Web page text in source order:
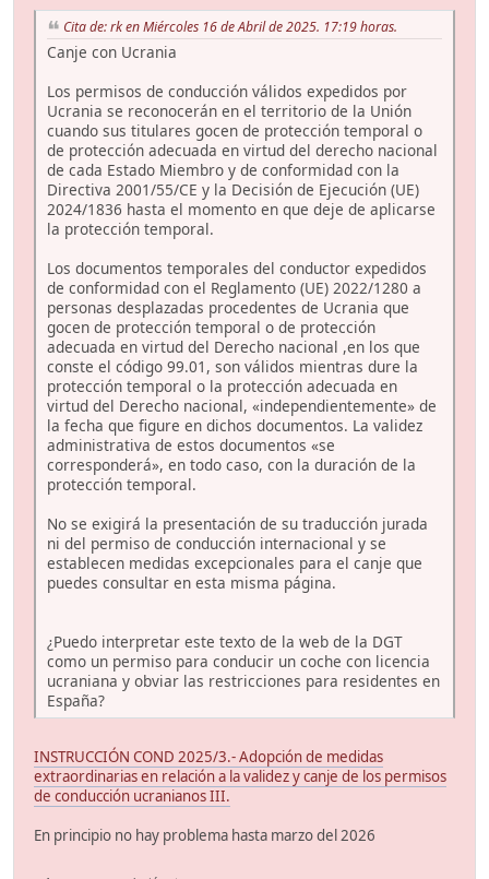
Cita de: rk en Miércoles 16 de Abril de 2025. 17:19 horas.
Canje con Ucrania
Los permisos de conducción válidos expedidos por
Ucrania se reconocerán en el territorio de la Unión
cuando sus titulares gocen de protección temporal o
de protección adecuada en virtud del derecho nacional
de cada Estado Miembro y de conformidad con la
Directiva 2001/55/CE y la Decisión de Ejecución (UE)
2024/1836 hasta el momento en que deje de aplicarse
la protección temporal.
Los documentos temporales del conductor expedidos
de conformidad con el Reglamento (UE) 2022/1280 a
personas desplazadas procedentes de Ucrania que
gocen de protección temporal o de protección
adecuada en virtud del Derecho nacional ,en los que
conste el código 99.01, son válidos mientras dure la
protección temporal o la protección adecuada en
virtud del Derecho nacional, «independientemente» de
la fecha que figure en dichos documentos. La validez
administrativa de estos documentos «se
corresponderá», en todo caso, con la duración de la
protección temporal.
No se exigirá la presentación de su traducción jurada
ni del permiso de conducción internacional y se
establecen medidas excepcionales para el canje que
puedes consultar en esta misma página.
¿Puedo interpretar este texto de la web de la DGT
como un permiso para conducir un coche con licencia
ucraniana y obviar las restricciones para residentes en
España?
INSTRUCCIÓN COND 2025/3.- Adopción de medidas
extraordinarias en relación a la validez y canje de los permisos
de conducción ucranianos III.
En principio no hay problema hasta marzo del 2026